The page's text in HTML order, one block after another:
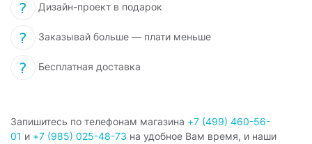
Дизайн-проект в подарок
Заказывай больше — плати меньше
Бесплатная доставка
Запишитесь по телефонам магазина +7 (499) 460-56-
01 и +7 (985) 025-48-73 на удобное Вам время, и наши